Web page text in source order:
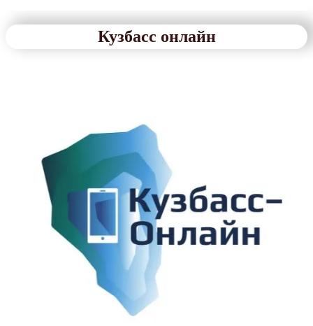
Кузбасс онлайн